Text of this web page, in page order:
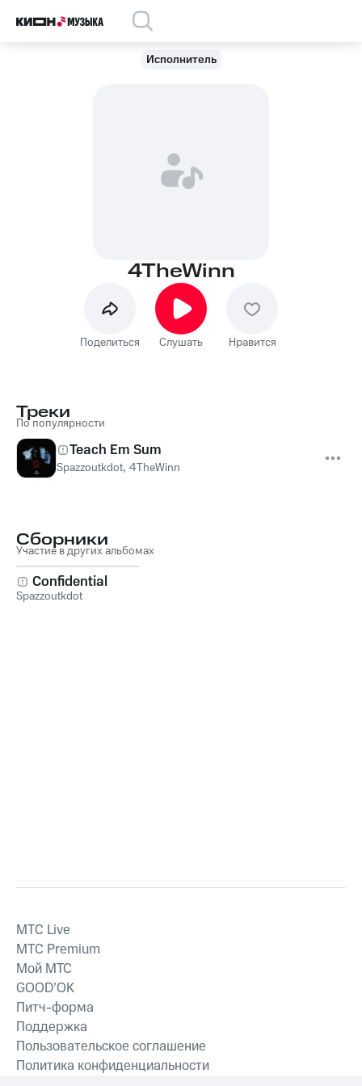
Исполнитель
4TheWinn
Поделиться Слушать Нравится
Треки
По популярности
Teach Em Sum
Spazzoutkdot, 4TheWinn
Сборники
Участие в других альбомах
Confidential
Spazzoutkdot
MTС Live
MTС Premium
Мой МТС
GOOD’OK
Питч-форма
Поддержка
Пользовательское соглашение
Политика конфиденциальности